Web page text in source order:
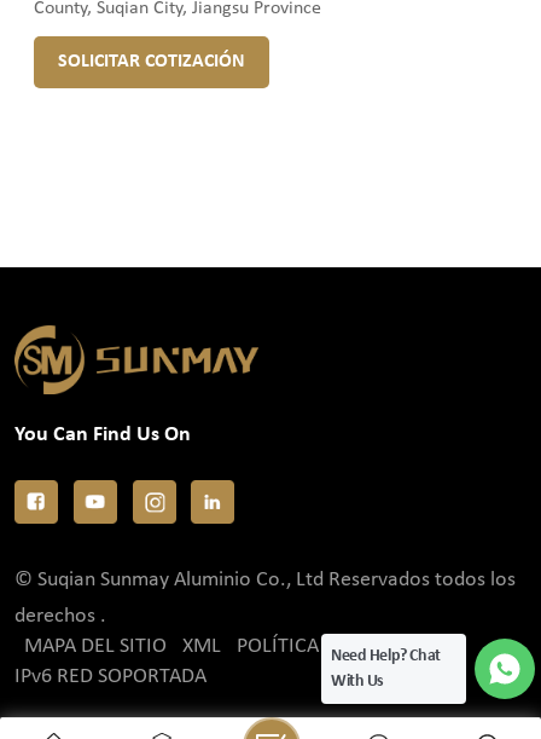
County, Suqian City, Jiangsu Province
SOLICITAR COTIZACIÓN
You Can Find Us On
© Suqian Sunmay Aluminio Co., Ltd Reservados todos los
derechos .
MAPA DEL SITIO
XML
POLÍTICA DE PRIVACIDAD
IPv6 RED SOPORTADA
Need Help? Chat
With Us